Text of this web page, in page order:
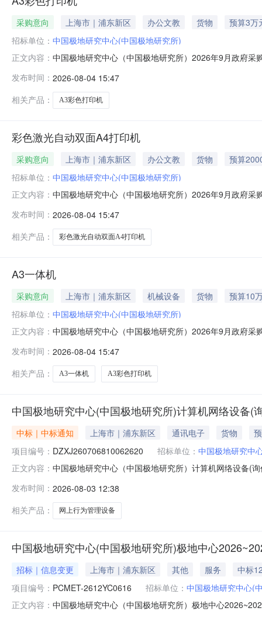
采购意向 上海市｜浦东新区 办公文教 货物
预算3万
招标单位： 中国极地研究中心(中国极地研究所)
正文内容： 中国极地研究中心（中国极地研究所）2026年9月政府
色打印机预计采购时间：2026-09备注：本次公开的采购
发布时间： 2026-08-04 15:47
相关产品：
A3彩色打印机
彩色激光自动双面A4打印机
采购意向 上海市｜浦东新区 办公文教 货物
预算
招标单位： 中国极地研究中心(中国极地研究所)
正文内容： 中国极地研究中心（中国极地研究所）2026年9月政府
A02021004A4彩色打印机采购需求概况：彩色激光自动
相关采购公告
发布时间： 2026-08-04 15:47
相关产品：
彩色激光自动双面A4打印机
A3一体机
采购意向 上海市｜浦东新区 机械设备 货物
预算10
招标单位： 中国极地研究中心(中国极地研究所)
正文内容： 中国极地研究中心（中国极地研究所）2026年9月政府
购时间：2026-09备注：本次公开的采购意向是本单位政
发布时间： 2026-08-04 15:47
相关产品：
A3一体机 A3彩色打印机
中国极地研究中心(中国极地研究所)计算机网络设备(
中标｜中标通知 上海市｜浦东新区 通讯电子 货物
项目编号： DZXJ260706810062620 招标单位： 中国极地研究中
正文内容： 中国极地研究中心（中国极地研究所）计算机网络设备(
部投标人通过了初审成交供应商情况：供应商名称：上
产：
发布时间： 2026-08-03 12:38
相关产品：
网上行为管理设备
中国极地研究中心(中国极地研究所)极地中心
招标｜信息变更 上海市｜浦东新区 其他 服务
中标
项目编号： PCMET-2612YC0616 招标单位： 中国极地研究中心(
正文内容： 中国极地研究中心（中国极地研究所）极地中心